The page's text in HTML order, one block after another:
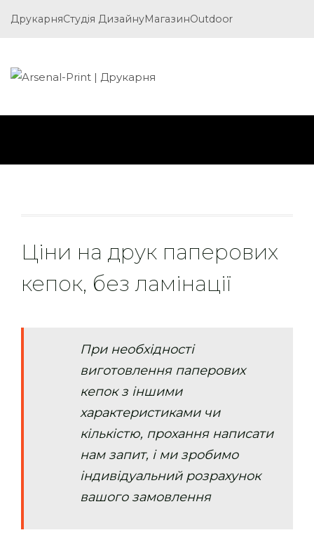
ДрукарняСтудія ДизайнуМагазинOutdoor
Ціни на друк паперових
кепок, без ламінації
При необхідності
виготовлення паперових
кепок з іншими
характеристиками чи
кількістю, прохання написати
нам запит, і ми зробимо
індивідуальний розрахунок
вашого замовлення